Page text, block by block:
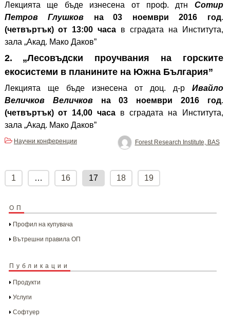
Лекцията ще бъде изнесена от проф. дтн Сотир
Петров Глушков на 03 ноември 2016 год.
(четвъртък) от 13:00 часав сградата на Института,
зала „Акад. Мако Даков”
2. „Лесовъдски проучвания на горските
екосистеми в планините на Южна България”
Лекцията ще бъде изнесена от доц. д-р Ивайло
Величков Величков на 03 ноември 2016 год.
(четвъртък) от 14,00 часа в сградата на Института,
зала „Акад. Мако Даков”
Forest Research Institute, BAS
Научни конференции
pagination
1 … 16 17 18 19
ОП
Профил на купувача
Вътрешни правила ОП
Публикации
Продукти
Услуги
Софтуер